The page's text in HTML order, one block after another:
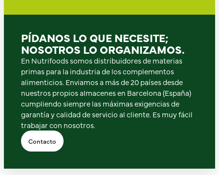
PÍDANOS LO QUE NECESITE;
NOSOTROS LO ORGANIZAMOS.
En Nutrifoods somos distribuidores de materias
primas para la industria de los complementos
alimenticios. Enviamos a más de 20 países desde
nuestros propios almacenes en Barcelona (España)
cumpliendo siempre las máximas exigencias de
garantía y calidad de servicio al cliente. Es muy fácil
trabajar con nosotros.
Contacto